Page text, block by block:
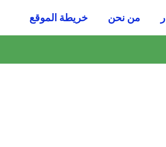
من نحن خريطة الموقع